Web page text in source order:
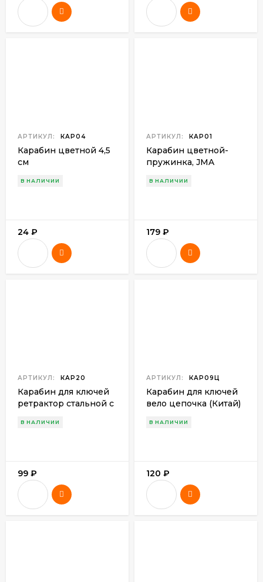
АРТИКУЛ: КАР04
Карабин цветной 4,5
см
В НАЛИЧИИ
24 ₽
АРТИКУЛ: КАР01
Карабин цветной-
пружинка, JMA
В НАЛИЧИИ
179 ₽
АРТИКУЛ: КАР20
Карабин для ключей
ретрактор стальной с
В НАЛИЧИИ
99 ₽
АРТИКУЛ: КАР09Ц
Карабин для ключей
вело цепочка (Китай)
В НАЛИЧИИ
120 ₽